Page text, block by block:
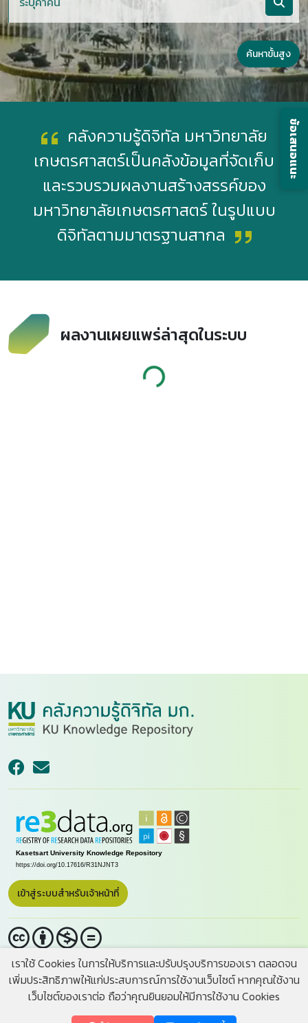
ค้นหาขั้นสูง
คลังความรู้ดิจิทัล มหาวิทยาลัย
เกษตรศาสตร์เป็นคลังข้อมูลที่จัดเก็บ
และรวบรวมผลงานสร้างสรรค์ของ
มหาวิทยาลัยเกษตรศาสตร์ ในรูปแบบ
ดิจิทัลตามมาตรฐานสากล
ผลงานเผยแพร่ล่าสุดในระบบ
Loading...
เข้าสู่ระบบสำหรับเจ้าหน้าที่
Creative Commons Attribution-NonCommercial-
NoDerivatives 4.0 International License.
© 2026 Office of the University Library, Kasetsart University
เราใช้ Cookies ในการให้บริการและปรับปรุงบริการของเรา ตลอดจน
เพิ่มประสิทธิภาพให้แก่ประสบการณ์การใช้งานเว็บไซต์ หากคุณใช้งาน
เว็บไซต์ของเราต่อ ถือว่าคุณยินยอมให้มีการใช้งาน Cookies
ข้อเสนอแนะ